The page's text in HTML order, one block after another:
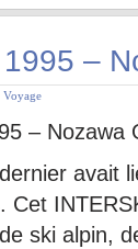
–
Voyage
– Nozawa
avait
Cet
ski alpin,